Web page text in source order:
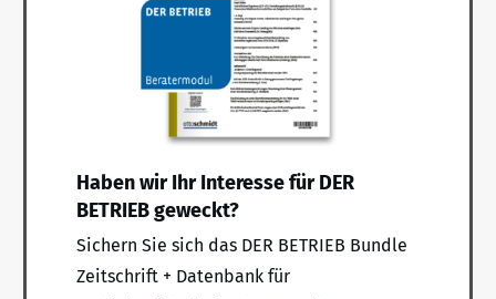
Haben wir Ihr Interesse für DER
BETRIEB geweckt?
Sichern Sie sich das DER BETRIEB Bundle
Zeitschrift + Datenbank für